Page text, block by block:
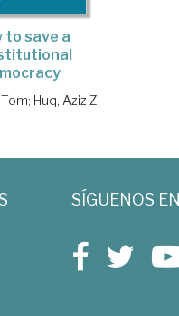
to save a
; Huq, Aziz Z.
SÍGUENOS EN